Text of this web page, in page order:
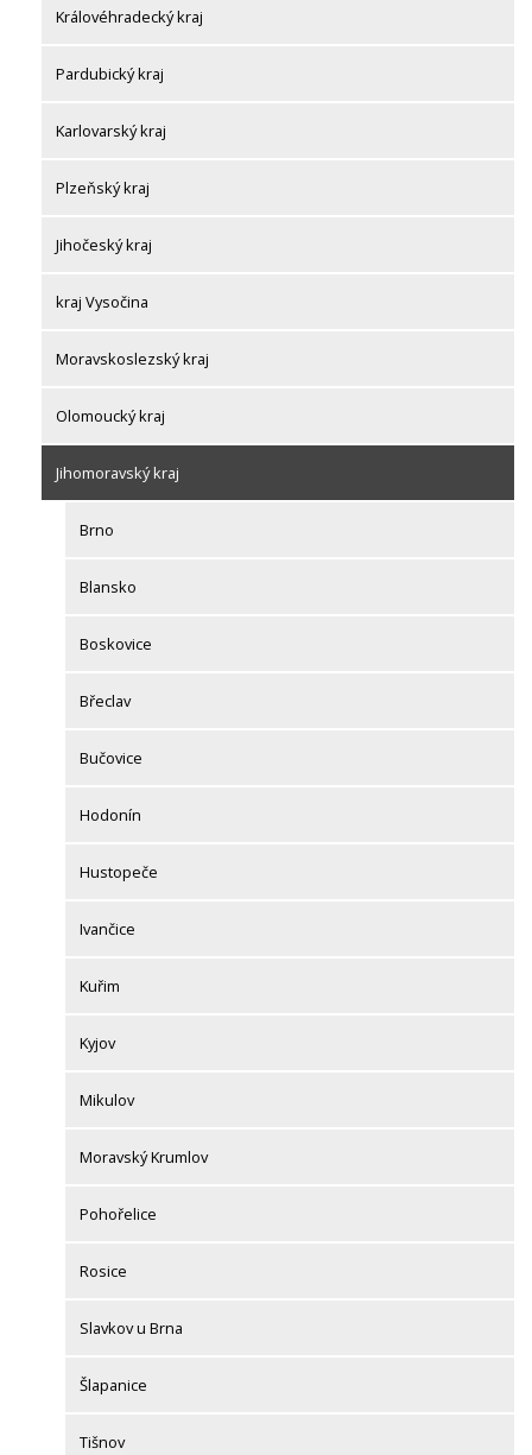
Královéhradecký kraj
Pardubický kraj
Karlovarský kraj
Plzeňský kraj
Jihočeský kraj
kraj Vysočina
Moravskoslezský kraj
Olomoucký kraj
Jihomoravský kraj
Brno
Blansko
Boskovice
Břeclav
Bučovice
Hodonín
Hustopeče
Ivančice
Kuřim
Kyjov
Mikulov
Moravský Krumlov
Pohořelice
Rosice
Slavkov u Brna
Šlapanice
Tišnov